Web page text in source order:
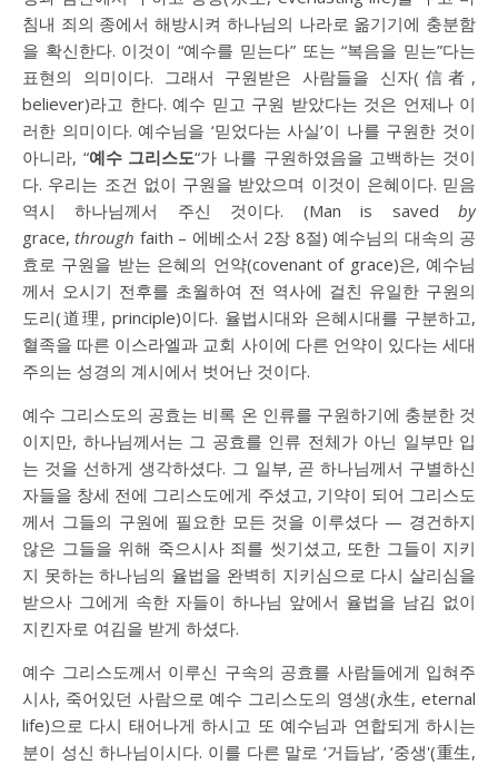
침내 죄의 종에서 해방시켜 하나님의 나라로 옮기기에 충분함
을 확신한다. 이것이 “예수를 믿는다” 또는 “복음을 믿는”다는
표현의 의미이다. 그래서 구원받은 사람들을 신자(信者,
believer)라고 한다. 예수 믿고 구원 받았다는 것은 언제나 이
러한 의미이다. 예수님을 ‘믿었다는 사실’이 나를 구원한 것이
아니라, “예수 그리스도“가 나를 구원하였음을 고백하는 것이
다. 우리는 조건 없이 구원을 받았으며 이것이 은혜이다. 믿음
역시 하나님께서 주신 것이다. (Man is saved by
grace,through faith – 에베소서 2장 8절) 예수님의 대속의 공
효로 구원을 받는 은혜의 언약(covenant of grace)은, 예수님
께서 오시기 전후를 초월하여 전 역사에 걸친 유일한 구원의
도리(道理, principle)이다. 율법시대와 은혜시대를 구분하고,
혈족을 따른 이스라엘과 교회 사이에 다른 언약이 있다는 세대
주의는 성경의 계시에서 벗어난 것이다.
예수 그리스도의 공효는 비록 온 인류를 구원하기에 충분한 것
이지만, 하나님께서는 그 공효를 인류 전체가 아닌 일부만 입
는 것을 선하게 생각하셨다. 그 일부, 곧 하나님께서 구별하신
자들을 창세 전에 그리스도에게 주셨고, 기약이 되어 그리스도
께서 그들의 구원에 필요한 모든 것을 이루셨다 — 경건하지
않은 그들을 위해 죽으시사 죄를 씻기셨고, 또한 그들이 지키
지 못하는 하나님의 율법을 완벽히 지키심으로 다시 살리심을
받으사 그에게 속한 자들이 하나님 앞에서 율법을 남김 없이
지킨자로 여김을 받게 하셨다.
예수 그리스도께서 이루신 구속의 공효를 사람들에게 입혀주
시사, 죽어있던 사람으로 예수 그리스도의 영생(永生, eternal
life)으로 다시 태어나게 하시고 또 예수님과 연합되게 하시는
분이 성신 하나님이시다. 이를 다른 말로 ‘거듭남’, ‘중생'(重生,